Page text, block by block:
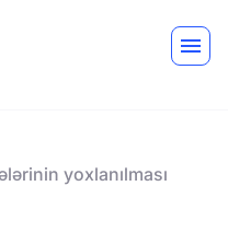
yoxlanılması